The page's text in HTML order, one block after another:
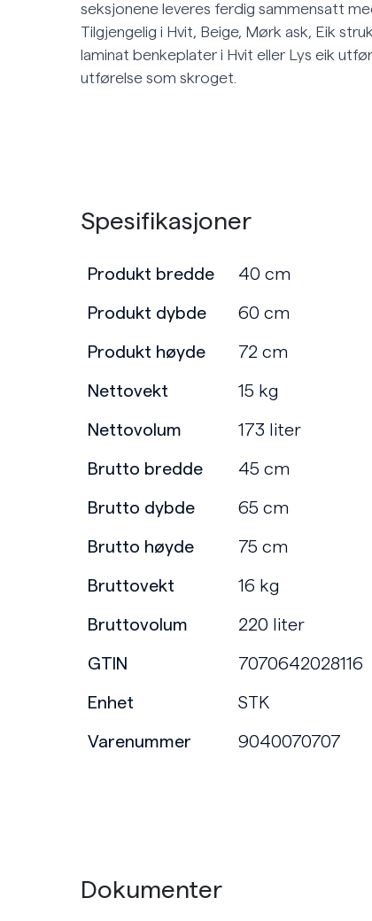
seksjonene leveres ferdig sammensatt
Tilgjengelig i Hvit, Beige, Mørk ask, Eik
laminat benkeplater i Hvit eller Lys eik
utførelse som skroget.
Spesifikasjoner
Produkt bredde 40 cm
Produkt dybde 60 cm
Produkt høyde 72 cm
Nettovekt 15 kg
Nettovolum 173 liter
Brutto bredde 45 cm
Brutto dybde 65 cm
Brutto høyde 75 cm
Bruttovekt 16 kg
Bruttovolum 220 liter
GTIN 7070642028116
Enhet STK
Varenummer 9040070707
Dokumenter